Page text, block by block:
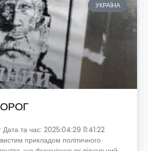
УКРАЇНА
та час: 2025:04:29 11:41:22
прикладом політичного